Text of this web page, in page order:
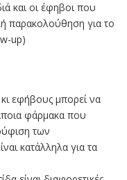
και οι έφηβοι που
παρακολούθηση για το
up)
εφήβους μπορεί να
φάρμακα που
των
κατάλληλα για τα